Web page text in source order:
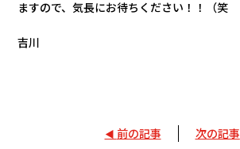
ますので、気長にお待ちください！！（笑
吉川
前の記事 次の記事